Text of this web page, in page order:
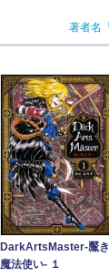
著者名
DarkArtsMaster-黶き
魔法使い- １